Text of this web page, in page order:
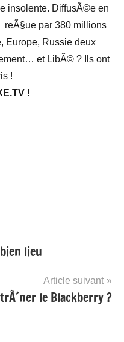
insolente. DiffusÃ©e en
par 380 millions
Europe, Russie deux
et LibÃ© ? Ils ont
!
!
lieu
Article suivant
le Blackberry ?